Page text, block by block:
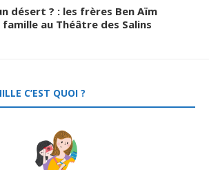
désert ? : les frères Ben Aïm
famille au Théâtre des Salins
C’EST QUOI ?